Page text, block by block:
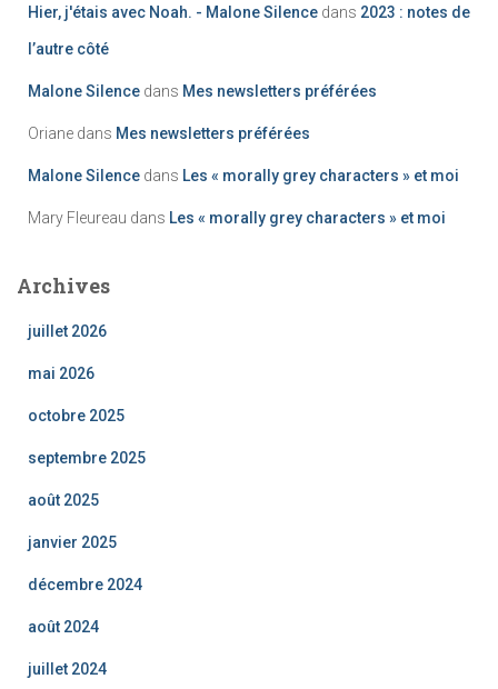
Hier, j'étais avec Noah. - Malone Silence dans 2023 : notes de
l’autre côté
Malone Silence dans Mes newsletters préférées
Oriane dans Mes newsletters préférées
Malone Silence dans Les « morally grey characters » et moi
Mary Fleureau dans Les « morally grey characters » et moi
Archives
juillet 2026
mai 2026
octobre 2025
septembre 2025
août 2025
janvier 2025
décembre 2024
août 2024
juillet 2024